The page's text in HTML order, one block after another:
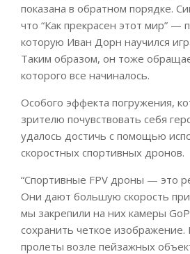
показана в обратном порядке.
что “Как прекрасен этот мир” —
которую Иван Дорн научился
Таким образом, он тоже
которого все начиналось.
Особого эффекта погружения,
зрителю почувствовать себя
удалось достичь с помощью
скоростных спортивных дронов.
“Спортивные FPV дроны — это
Они дают большую скорость
мы закрепили на них камеры
сохранить четкое изображение.
пролеты возле пейзажных